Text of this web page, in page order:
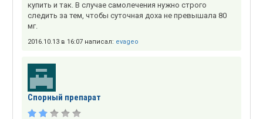
купить и так. В случае самолечения нужно строго
следить за тем, чтобы суточная доха не превышала 80
мг.
2016.10.13 в 16:07 написал: evageo
Спорный препарат